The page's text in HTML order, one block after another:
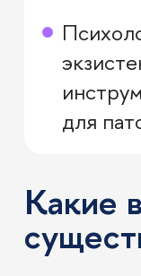
для
Какие